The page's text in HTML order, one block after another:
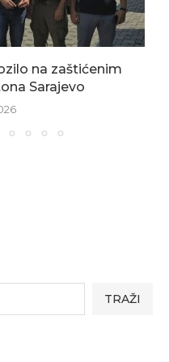
na zaštićenim
Sarajevo
TRAŽI